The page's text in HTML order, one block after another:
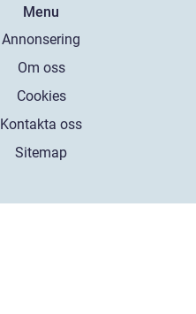
Menu
Annonsering
Om oss
Cookies
Kontakta oss
Sitemap